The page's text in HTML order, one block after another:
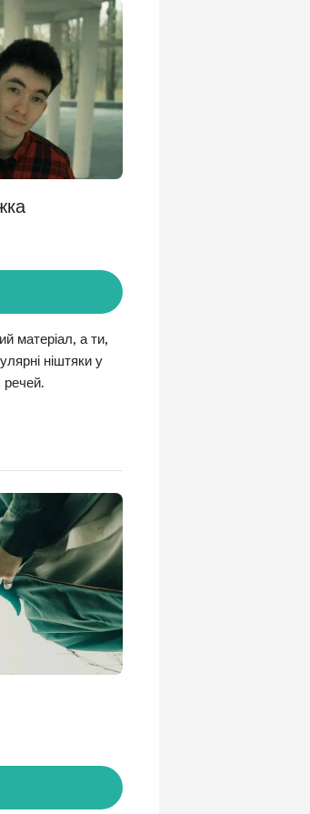
матеріал, а ти,
ніштяки у
речей.